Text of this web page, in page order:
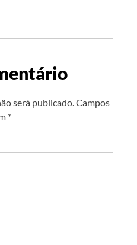
será publicado.Campos
*